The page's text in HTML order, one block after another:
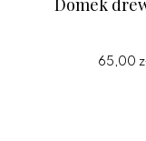
Domek
65,00